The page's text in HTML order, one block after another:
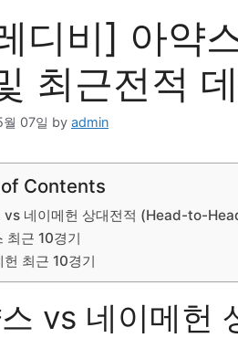
디비] 아약
최근전적
07일 by admin
Contents
vs 네이메헌 상대전적 (Head-to-
최근 10경기
헌 최근 10경기
vs 네이메헌